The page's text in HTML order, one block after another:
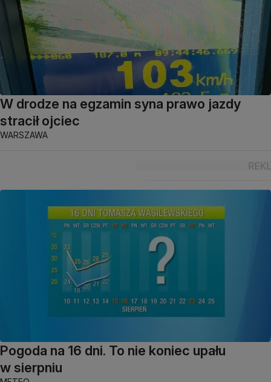
W drodze na egzamin syna prawo jazdy
stracił ojciec
WARSZAWA
Pogoda na 16 dni. To nie koniec upału
w sierpniu